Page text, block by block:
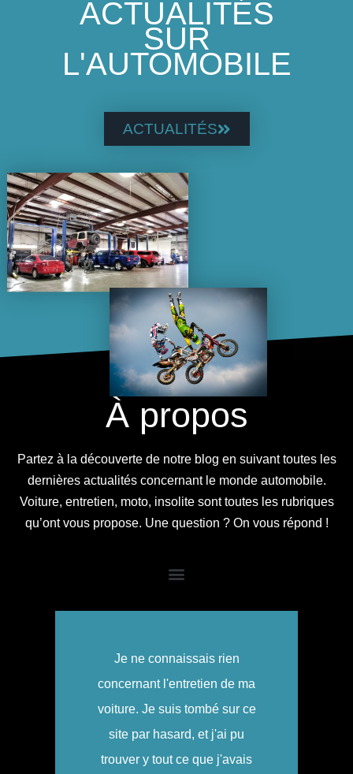
ACTUALITÉS
SUR
L'AUTOMOBILE
ACTUALITÉS
À propos
Partez à la découverte de notre blog en suivant toutes les
dernières actualités concernant le monde automobile.
Voiture, entretien, moto, insolite sont toutes les rubriques
qu’ont vous propose. Une question ? On vous répond !
Super je suis trop contente
d'avoir découvert ce blog ! Je
m'y rends très souvent pour
apprendre quelles sont les
dernières actualités du monde